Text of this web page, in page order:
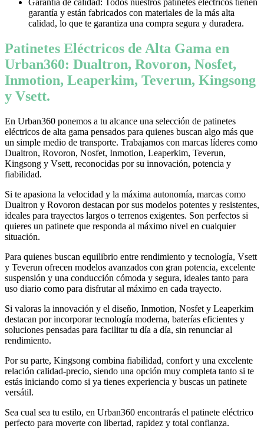
Garantía de calidad: Todos nuestros patinetes eléctricos tienen
garantía y están fabricados con materiales de la más alta
calidad, lo que te garantiza una compra segura y duradera.
Patinetes Eléctricos de Alta Gama en
Urban360: Dualtron, Rovoron, Nosfet,
Inmotion, Leaperkim, Teverun, Kingsong
y Vsett.
En Urban360 ponemos a tu alcance una selección de patinetes
eléctricos de alta gama pensados para quienes buscan algo más que
un simple medio de transporte. Trabajamos con marcas líderes como
Dualtron, Rovoron, Nosfet, Inmotion, Leaperkim, Teverun,
Kingsong y Vsett, reconocidas por su innovación, potencia y
fiabilidad.
Si te apasiona la velocidad y la máxima autonomía, marcas como
Dualtron y Rovoron destacan por sus modelos potentes y resistentes,
ideales para trayectos largos o terrenos exigentes. Son perfectos si
quieres un patinete que responda al máximo nivel en cualquier
situación.
Para quienes buscan equilibrio entre rendimiento y tecnología, Vsett
y Teverun ofrecen modelos avanzados con gran potencia, excelente
suspensión y una conducción cómoda y segura, ideales tanto para
uso diario como para disfrutar al máximo en cada trayecto.
Si valoras la innovación y el diseño, Inmotion, Nosfet y Leaperkim
destacan por incorporar tecnología moderna, baterías eficientes y
soluciones pensadas para facilitar tu día a día, sin renunciar al
rendimiento.
Por su parte, Kingsong combina fiabilidad, confort y una excelente
relación calidad-precio, siendo una opción muy completa tanto si te
estás iniciando como si ya tienes experiencia y buscas un patinete
versátil.
Sea cual sea tu estilo, en Urban360 encontrarás el patinete eléctrico
perfecto para moverte con libertad, rapidez y total confianza.